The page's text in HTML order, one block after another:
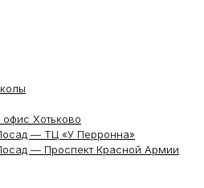
Хотьково
— ТЦ «У Перронна»
— Проспект Красной Армии